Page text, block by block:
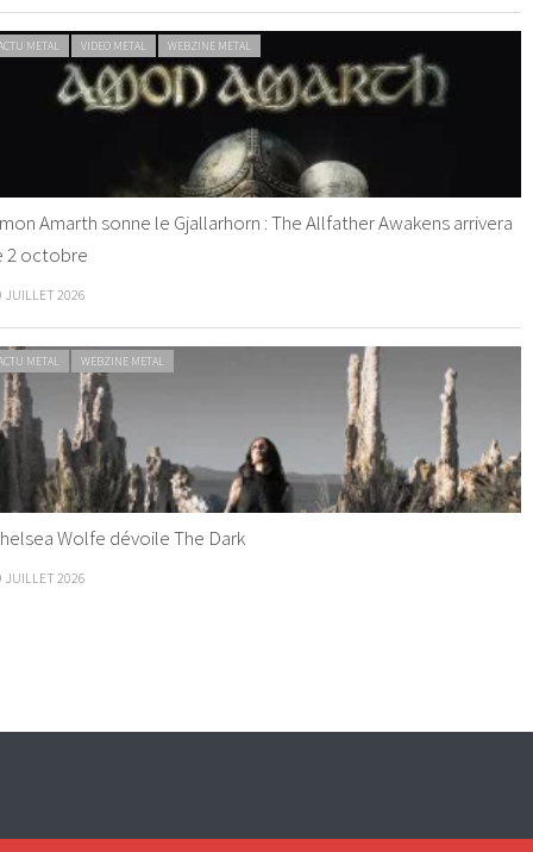
METAL VIDEO METAL WEBZINE METAL
Amarth sonne le Gjallarhorn : The Allfather Awakens arrivera
2 octobre
JUILLET 2026
METAL WEBZINE METAL
Wolfe dévoile The Dark
JUILLET 2026